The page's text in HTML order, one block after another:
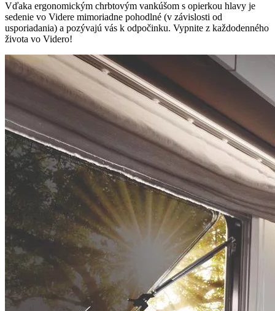
Vďaka ergonomickým chrbtovým vankúšom s opierkou hlavy je
sedenie vo Videre mimoriadne pohodlné (v závislosti od
usporiadania) a pozývajú vás k odpočinku. Vypnite z každodenného
života vo Videro!